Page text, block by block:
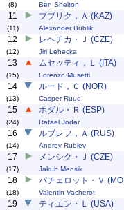
(8) Ben Shelton
11
(11)
ブブリク，Ａ (KAZ)
Alexander Bublik
12
(12)
レヘチカ・Ｊ (CZE)
Jiri Lehecka
13
(15)
ムセッティ，Ｌ (ITA)
Lorenzo Musetti
14
(13)
ルード，Ｃ (NOR)
Casper Ruud
15
(24)
ホダル・Ｒ (ESP)
Rafael Jodar
16
(14)
ルブレフ，Ａ (RUS)
Andrey Rublev
17
(17)
メンシク・Ｊ (CZE)
Jakub Mensik
18
(18)
バチェロット・Ｖ
Valentin Vacherot
19 ティエン・Ｌ (USA)